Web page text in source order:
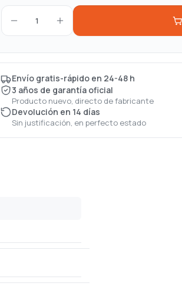
1
Envío gratis-rápido en 24-48 h
3 años de garantía oficial
Producto nuevo, directo de fabricante
Devolución en 14 días
Sin justificación, en perfecto estado